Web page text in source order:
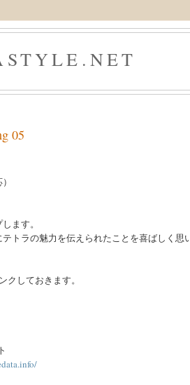
05
ます。
トラの魅力を伝えられたことを喜ばしく思
クしておきます。